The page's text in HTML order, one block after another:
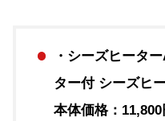
・シーズヒータ
ター付 シーズヒー
本体価格：11,800